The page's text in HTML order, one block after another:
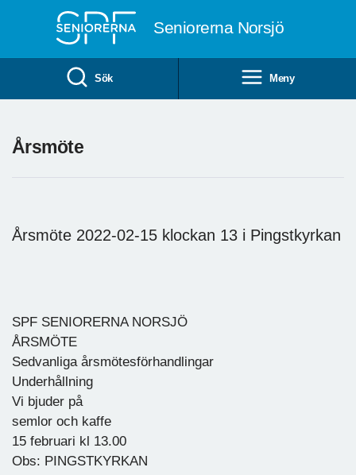
Seniorerna Norsjö
Sök Meny
Årsmöte
Årsmöte 2022-02-15 klockan 13 i Pingstkyrkan
SPF SENIORERNA NORSJÖ
ÅRSMÖTE
Sedvanliga årsmötesförhandlingar
Underhållning
Vi bjuder på
semlor och kaffe
15 februari kl 13.00
Obs: PINGSTKYRKAN